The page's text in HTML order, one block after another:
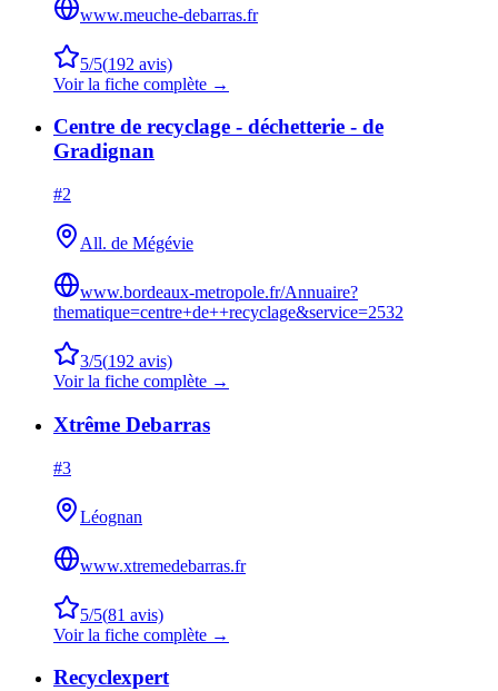
www.meuche-debarras.fr
5/5(192 avis)
Voir la fiche complète →
Centre de recyclage - déchetterie - de
Gradignan
#2
All. de Mégévie
www.bordeaux-metropole.fr/Annuaire?
thematique=centre+de++recyclage&service=2532
3/5(192 avis)
Voir la fiche complète →
Xtrême Debarras
#3
Léognan
www.xtremedebarras.fr
5/5(81 avis)
Voir la fiche complète →
Recyclexpert